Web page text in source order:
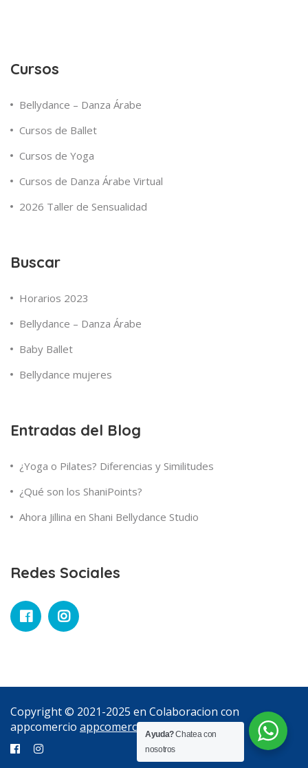
Cursos
Bellydance – Danza Árabe
Cursos de Ballet
Cursos de Yoga
Cursos de Danza Árabe Virtual
2026 Taller de Sensualidad
Buscar
Horarios 2023
Bellydance – Danza Árabe
Baby Ballet
Bellydance mujeres
Entradas del Blog
¿Yoga o Pilates? Diferencias y Similitudes
¿Qué son los ShaniPoints?
Ahora Jillina en Shani Bellydance Studio
Redes Sociales
Copyright © 2021-2025 en Colaboracion con
appcomercio appcomercioAyuda?Chatea con
nosotros